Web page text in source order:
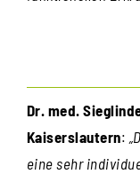
Dr. med.
Kaiserslautern:
eine sehr